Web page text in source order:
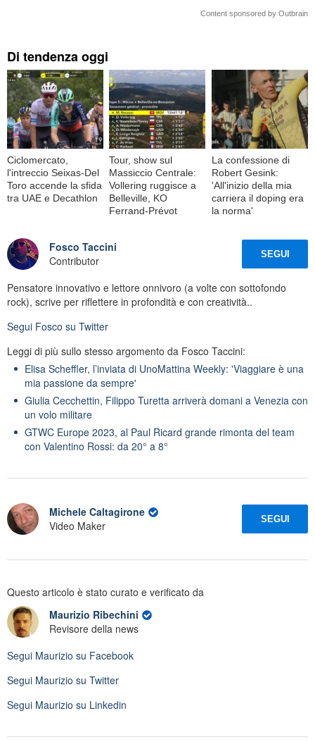
Content sponsored by Outbrain
Di tendenza oggi
Ciclomercato,
l'intreccio Seixas-Del
Toro accende la sfida
tra UAE e Decathlon
Tour, show sul
Massiccio Centrale:
Vollering ruggisce a
Belleville, KO
Ferrand-Prévot
La confessione di
Robert Gesink:
'All'inizio della mia
carriera il doping era
la norma'
Fosco Taccini
Contributor
SEGUI
Pensatore innovativo e lettore onnivoro (a volte con sottofondo
rock), scrive per riflettere in profondità e con creatività..
Segui Fosco su Twitter
Leggi di più sullo stesso argomento da Fosco Taccini:
Elisa Scheffler, l’inviata di UnoMattina Weekly: 'Viaggiare è una
mia passione da sempre'
Giulia Cecchettin, Filippo Turetta arriverà domani a Venezia con
un volo militare
GTWC Europe 2023, al Paul Ricard grande rimonta del team
con Valentino Rossi: da 20° a 8°
Michele Caltagirone
Video Maker
SEGUI
Questo articolo è stato curato e verificato da
Maurizio Ribechini
Revisore della news
Segui Maurizio su Facebook
Segui Maurizio su Twitter
Segui Maurizio su Linkedin